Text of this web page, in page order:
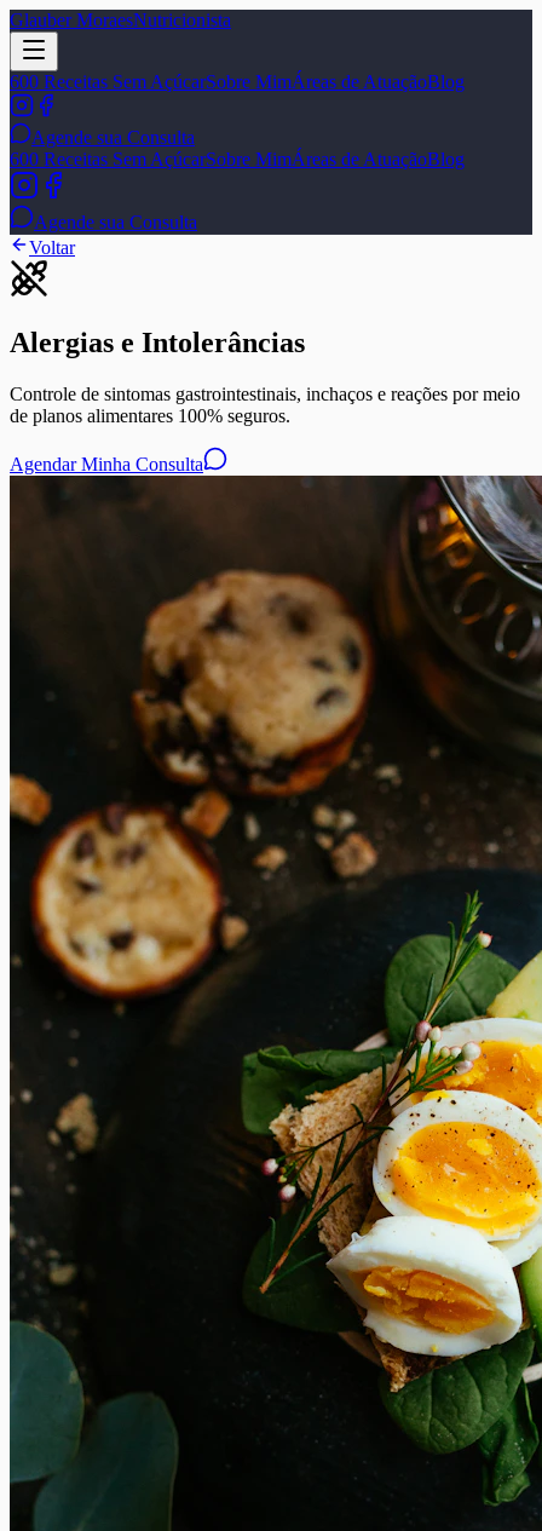
Glauber MoraesNutricionista
600 Receitas Sem AçúcarSobre MimÁreas de AtuaçãoBlog
Agende sua Consulta
600 Receitas Sem AçúcarSobre MimÁreas de AtuaçãoBlog
Agende sua Consulta
Voltar
Alergias e Intolerâncias
Controle de sintomas gastrointestinais, inchaços e reações por meio
de planos alimentares 100% seguros.
Agendar Minha Consulta